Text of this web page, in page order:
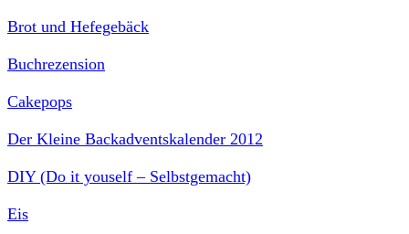
Brot und Hefegebäck
Buchrezension
Cakepops
Der Kleine Backadventskalender 2012
DIY (Do it youself – Selbstgemacht)
Eis